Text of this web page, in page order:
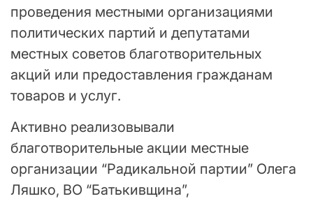
проведения местными организациями
политических партий и депутатами
местных советов благотворительных
акций или предоставления гражданам
товаров и услуг.
Активно реализовывали
благотворительные акции местные
организации “Радикальной партии” Олега
Ляшко, ВО “Батькивщина”,